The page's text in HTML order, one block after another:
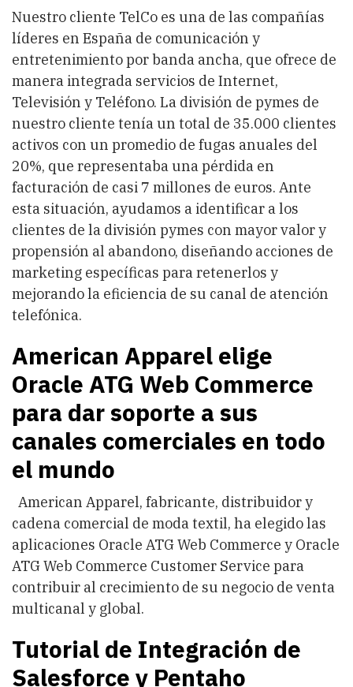
Nuestro cliente TelCo es una de las compañías
líderes en España de comunicación y
entretenimiento por banda ancha, que ofrece de
manera integrada servicios de Internet,
Televisión y Teléfono. La división de pymes de
nuestro cliente tenía un total de 35.000 clientes
activos con un promedio de fugas anuales del
20%, que representaba una pérdida en
facturación de casi 7 millones de euros. Ante
esta situación, ayudamos a identificar a los
clientes de la división pymes con mayor valor y
propensión al abandono, diseñando acciones de
marketing específicas para retenerlos y
mejorando la eficiencia de su canal de atención
telefónica.
American Apparel elige
Oracle ATG Web Commerce
para dar soporte a sus
canales comerciales en todo
el mundo
American Apparel, fabricante, distribuidor y
cadena comercial de moda textil, ha elegido las
aplicaciones Oracle ATG Web Commerce y Oracle
ATG Web Commerce Customer Service para
contribuir al crecimiento de su negocio de venta
multicanal y global.
Tutorial de Integración de
Salesforce y Pentaho